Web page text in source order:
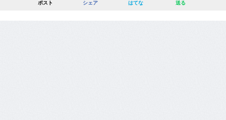
ポスト シェア はてな 送る